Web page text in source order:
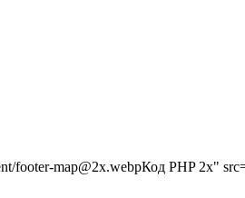
footer-map@2x.webpКод PHP2x"